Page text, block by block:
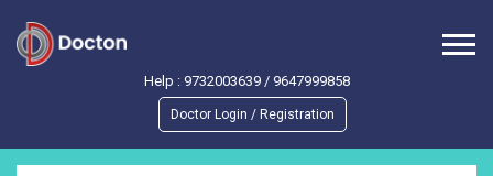
Help : 9732003639/ 9647999858
Doctor Login / Registration